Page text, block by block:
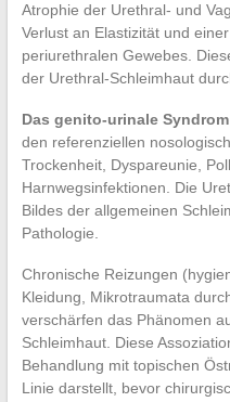
Atrophie der Urethral- und
Verlust an Elastizität und
periurethralen Gewebes.
der Urethral-Schleimhaut
Das genito-urinale
den referenziellen
Trockenheit, Dyspareunie,
Harnwegsinfektionen. Die
Bildes der allgemeinen
Pathologie.
Chronische Reizungen
Kleidung, Mikrotraumata
verschärfen das Phänomen
Schleimhaut. Diese
Behandlung mit topischen
Linie darstellt, bevor